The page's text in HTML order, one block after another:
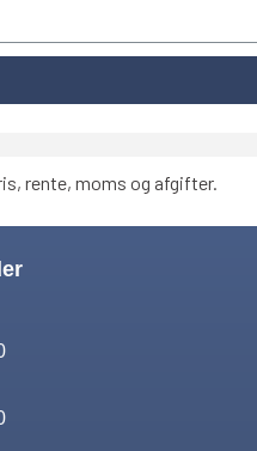
rente, moms og afgifter.